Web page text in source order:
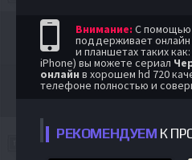
Внимание: С помощью
поддерживает
и планшетах таких
iPhone) вы можете сериал
онлайн в хорошем hd 720
телефоне полностью и
РЕКОМЕНДУЕМ К